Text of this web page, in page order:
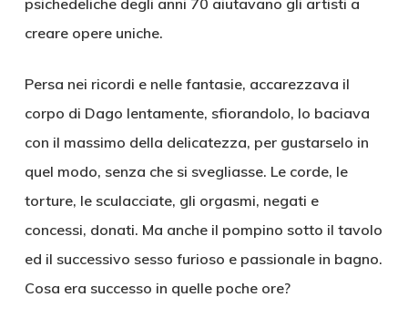
psichedeliche degli anni 70 aiutavano gli artisti a
creare opere uniche.
Persa nei ricordi e nelle fantasie, accarezzava il
corpo di Dago lentamente, sfiorandolo, lo baciava
con il massimo della delicatezza, per gustarselo in
quel modo, senza che si svegliasse. Le corde, le
torture, le sculacciate, gli orgasmi, negati e
concessi, donati. Ma anche il pompino sotto il tavolo
ed il successivo sesso furioso e passionale in bagno.
Cosa era successo in quelle poche ore?